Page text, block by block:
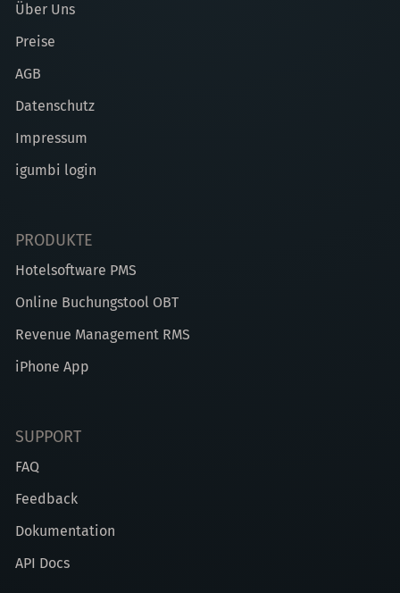
Über Uns
Preise
AGB
Datenschutz
Impressum
igumbi login
PRODUKTE
Hotelsoftware PMS
Online Buchungstool OBT
Revenue Management RMS
iPhone App
SUPPORT
FAQ
Feedback
Dokumentation
API Docs